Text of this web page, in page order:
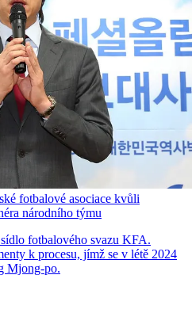
fotbalové asociace kvůli
národního týmu
fotbalového svazu KFA.
k procesu, jímž se v létě 2024
Mjong-po.